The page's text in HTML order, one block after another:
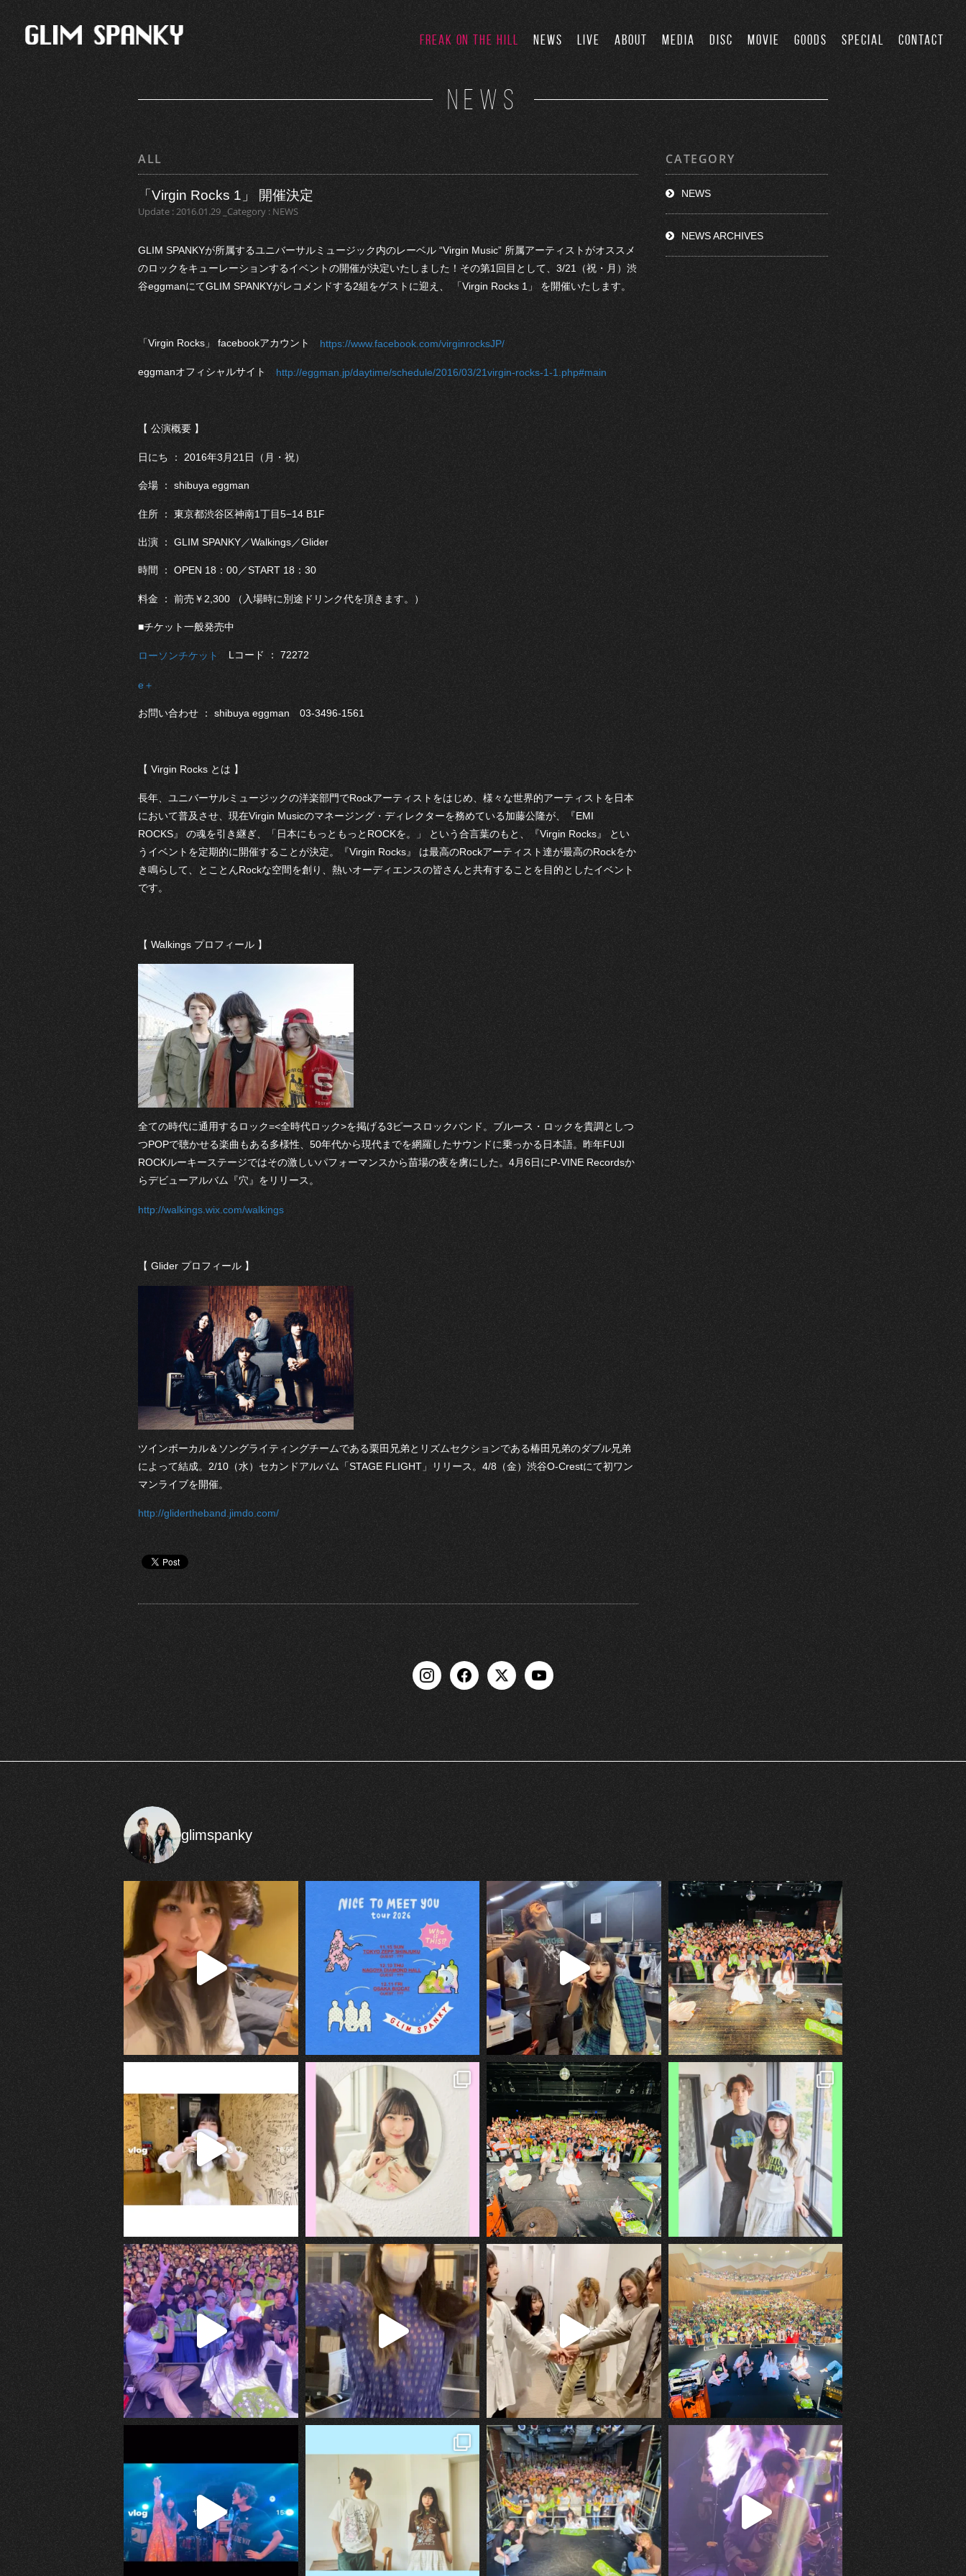
FREAK ON THE HILL NEWS LIVE ABOUT MEDIA DISC MOVIE GOODS SPECIAL CONTACT
NEWS
ALL
「Virgin Rocks 1」 開催決定
Update : 2016.01.29 _Category : NEWS
GLIM SPANKYが所属するユニバーサルミュージック内のレーベル “Virgin Music” 所属アーティストがオススメ
のロックをキューレーションするイベントの開催が決定いたしました！その第1回目として、3/21（祝・月）渋
谷eggmanにてGLIM SPANKYがレコメンドする2組をゲストに迎え、 「Virgin Rocks 1」 を開催いたします。
「Virgin Rocks」 facebookアカウント https://www.facebook.com/virginrocksJP/
eggmanオフィシャルサイト http://eggman.jp/daytime/schedule/2016/03/21virgin-rocks-1-1.php#main
【 公演概要 】
日にち ： 2016年3月21日（月・祝）
会場 ： shibuya eggman
住所 ： 東京都渋谷区神南1丁目5−14 B1F
出演 ： GLIM SPANKY／Walkings／Glider
時間 ： OPEN 18：00／START 18：30
料金 ： 前売￥2,300 （入場時に別途ドリンク代を頂きます。）
■チケット一般発売中
ローソンチケット Lコード ： 72272
e＋
お問い合わせ ： shibuya eggman 03-3496-1561
【 Virgin Rocks とは 】
長年、ユニバーサルミュージックの洋楽部門でRockアーティストをはじめ、様々な世界的アーティストを日本
において普及させ、現在Virgin Musicのマネージング・ディレクターを務めている加藤公隆が、『EMI
ROCKS』 の魂を引き継ぎ、「日本にもっともっとROCKを。」 という合言葉のもと、『Virgin Rocks』 とい
うイベントを定期的に開催することが決定。『Virgin Rocks』 は最高のRockアーティスト達が最高のRockをか
き鳴らして、とことんRockな空間を創り、熱いオーディエンスの皆さんと共有することを目的としたイベント
です。
【 Walkings プロフィール 】
全ての時代に通用するロック=<全時代ロック>を掲げる3ピースロックバンド。ブルース・ロックを貴調としつ
つPOPで聴かせる楽曲もある多様性、50年代から現代までを網羅したサウンドに乗っかる日本語。昨年FUJI
ROCKルーキーステージではその激しいパフォーマンスから苗場の夜を虜にした。4月6日にP-VINE Recordsか
らデビューアルバム『穴』をリリース。
http://walkings.wix.com/walkings
【 Glider プロフィール 】
ツインボーカル＆ソングライティングチームである栗田兄弟とリズムセクションである椿田兄弟のダブル兄弟
によって結成。2/10（水）セカンドアルバム「STAGE FLIGHT」リリース。4/8（金）渋谷O-Crestにて初ワン
マンライブを開催。
http://glidertheband.jimdo.com/
CATEGORY
NEWS
NEWS ARCHIVES
glimspanky